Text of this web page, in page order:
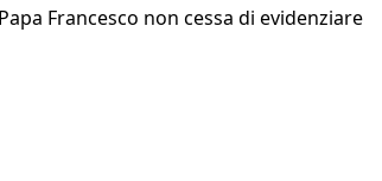
Francesco non cessa di evidenziare